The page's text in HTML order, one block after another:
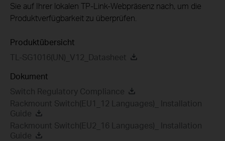
Sie auf Ihrer lokalen TP-Link-Webpräsenz nach, um die
Produktverfügbarkeit zu überprüfen.
Produktübersicht
TL-SG1016(UN)_V12_Datasheet
Dokument
Switch Regulatory Compliance
Rackmount Switch(EU1_12 Languages)_ Installation
Guide
Rackmount Switch(EU2_16 Languages)_ Installation
Guide